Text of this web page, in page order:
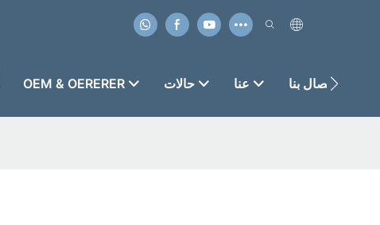
OEM & OERERER حالات عنا الاتصال بنا